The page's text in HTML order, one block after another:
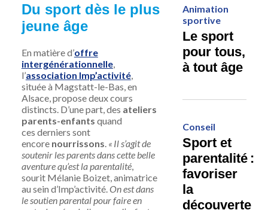
Du sport dès le plus
jeune âge
En matière d’offre
intergénérationnelle,
l’association Imp’activité,
située à Magstatt-le-Bas, en
Alsace, propose deux cours
distincts. D’une part, des ateliers
parents-enfants quand
ces derniers sont
encore nourrissons « Il s’agit de
soutenir les parents dans cette belle
aventure qu’est la parentalité,
sourit Mélanie Boizet, animatrice
au sein d’Imp’activité. On est dans
le soutien parental pour faire en
Animation
sportive
Le sport
pour tous,
à tout âge
Conseil
Sport et
parentalité :
favoriser
la
découverte